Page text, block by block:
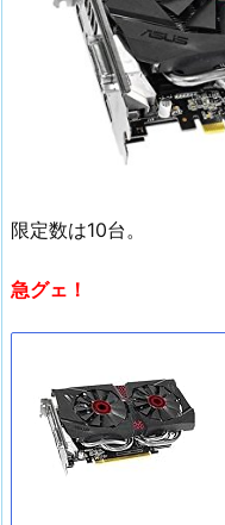
限定数は10台。
急グェ！